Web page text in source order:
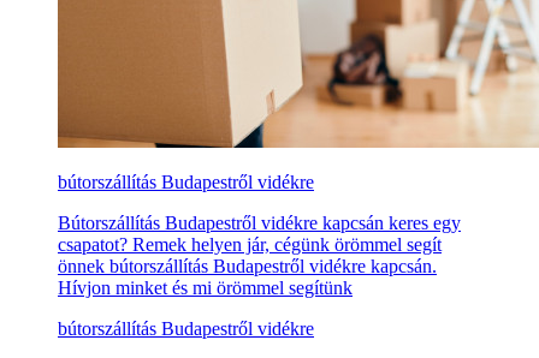
bútorszállítás Budapestről vidékre
Bútorszállítás Budapestről vidékre kapcsán keres egy
csapatot? Remek helyen jár, cégünk örömmel segít
önnek bútorszállítás Budapestről vidékre kapcsán.
Hívjon minket és mi örömmel segítünk
bútorszállítás Budapestről vidékre